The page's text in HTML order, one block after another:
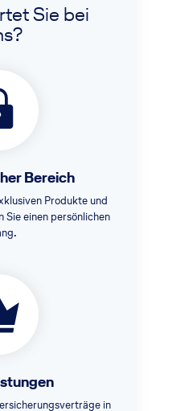
Sie bei
Bereich
Produkte und
Sie einen persönlichen
in